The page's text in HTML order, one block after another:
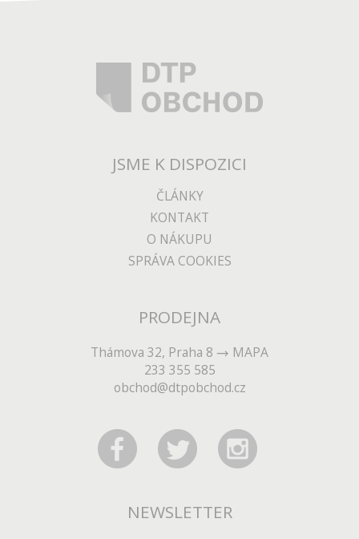
JSME K DISPOZICI
ČLÁNKY
KONTAKT
O NÁKUPU
SPRÁVA COOKIES
PRODEJNA
Thámova 32, Praha 8
MAPA
233 355 585
obchod@dtpobchod.cz
NEWSLETTER